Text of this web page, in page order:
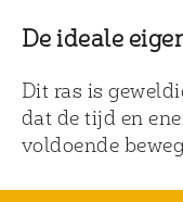
De ideale
Dit ras is
dat de tijd en
voldoende